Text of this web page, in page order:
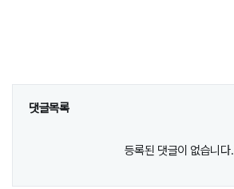
댓글목록
등록된 댓글이 없습니다.